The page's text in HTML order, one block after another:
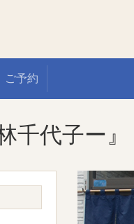
ご予約
千代子ー